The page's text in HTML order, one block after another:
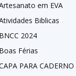
em EVA
Biblicas
2024
Férias
PARA CADERNO